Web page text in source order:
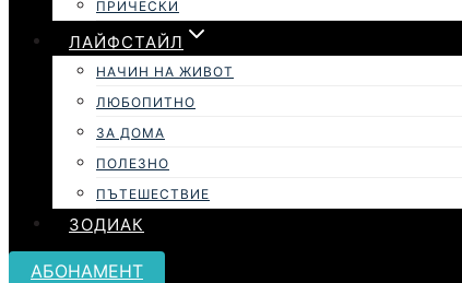
ПРИЧЕСКИ
ЛАЙФСТАЙЛ
НАЧИН НА ЖИВОТ
ЛЮБОПИТНО
ЗА ДОМА
ПОЛЕЗНО
ПЪТЕШЕСТВИЕ
ЗОДИАК
АБОНАМЕНТ